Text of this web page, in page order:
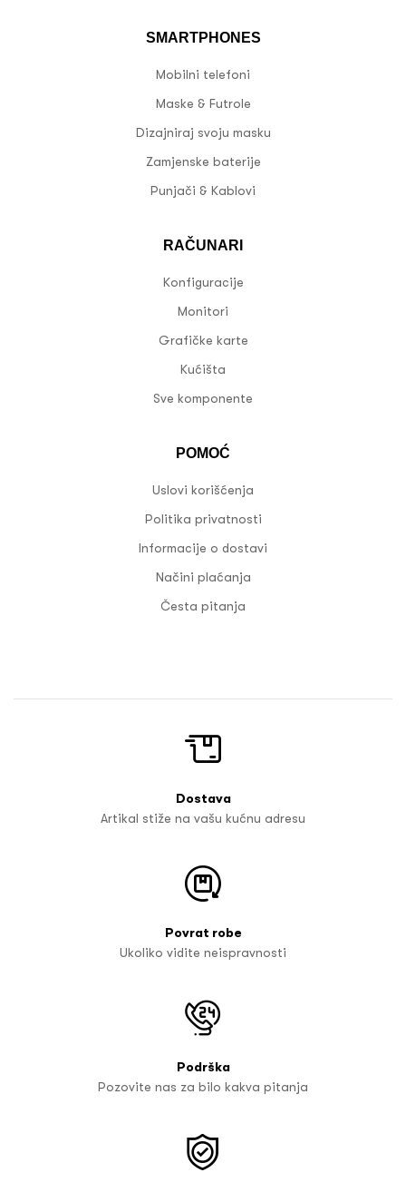
SMARTPHONES
Mobilni telefoni
Maske & Futrole
Dizajniraj svoju masku
Zamjenske baterije
Punjači & Kablovi
RAČUNARI
Konfiguracije
Monitori
Grafičke karte
Kućišta
Sve komponente
POMOĆ
Uslovi korišćenja
Politika privatnosti
Informacije o dostavi
Načini plaćanja
Česta pitanja
Dostava
Artikal stiže na vašu kućnu adresu
Povrat robe
Ukoliko vidite neispravnosti
Podrška
Pozovite nas za bilo kakva pitanja